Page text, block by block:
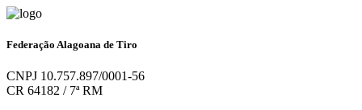
Federação Alagoana de Tiro
CNPJ 10.757.897/0001-56
CR 64182 / 7ª RM